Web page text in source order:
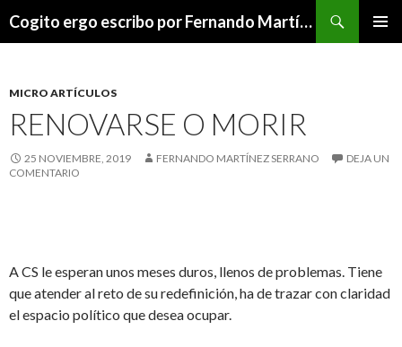
Cogito ergo escribo por Fernando Martínez Serrano
MICRO ARTÍCULOS
RENOVARSE O MORIR
25 NOVIEMBRE, 2019 FERNANDO MARTÍNEZ SERRANO
DEJA UN
COMENTARIO
A CS le esperan unos meses duros, llenos de problemas. Tiene
que atender al reto de su redefinición, ha de trazar con claridad
el espacio político que desea ocupar.